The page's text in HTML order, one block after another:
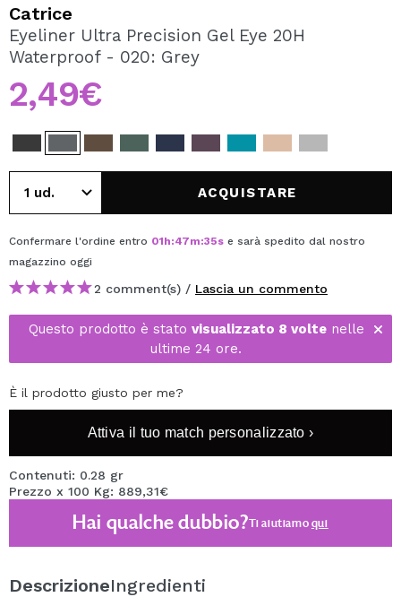
Creando un account su Maquibeauty.it potrai fare i tuoi
acquisti velocemente, controllare lo stato dei tuoi ordini e
CREARE UN ACCOUNT
Catrice
Eyeliner Ultra Precision Gel Eye 20H
Waterproof - 020: Grey
2,49€
ACQUISTARE
Confermare l'ordine entro 01h:47m:35s e sarà spedito dal nostro
magazzino oggi
2 comment(s) / Lascia un commento
Questo prodotto è stato visualizzato 8 voltenelle
ultime 24 ore.
È il prodotto giusto per me?
Attiva il tuo match personalizzato ›
Contenuti: 0.28 gr
Prezzo x 100 Kg: 889,31€
Hai qualche dubbio?Ti aiutiamoqui
DescrizioneIngredienti